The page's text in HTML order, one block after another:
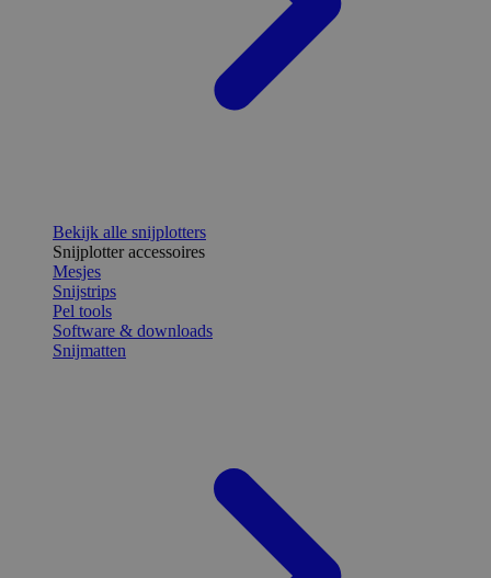
Bekijk alle snijplotters
Snijplotter accessoires
Mesjes
Snijstrips
Pel tools
Software & downloads
Snijmatten